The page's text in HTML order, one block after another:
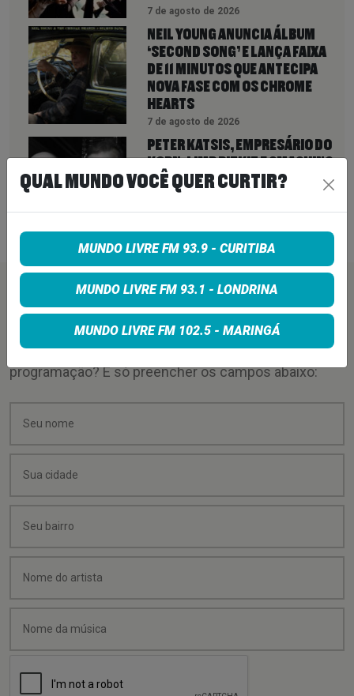
7 de agosto de 2026
NEIL YOUNG ANUNCIA ÁLBUM
‘SECOND SONG’ E LANÇA FAIXA
DE 11 MINUTOS QUE ANTECIPA
NOVA FASE COM OS CHROME
HEARTS
7 de agosto de 2026
PETER KATSIS, EMPRESÁRIO DO
KORN, LIMP BIZKIT E SMASHING
PUMPKINS, MORRE AOS 69 ANOS
PEÇA SUA MÚSICA
Quer sugerir uma música para rolar na minha
programação? É só preencher os campos abaixo:
QUAL MUNDO VOCÊ QUER CURTIR?
MUNDO LIVRE FM 93.9 - CURITIBA
MUNDO LIVRE FM 93.1 - LONDRINA
MUNDO LIVRE FM 102.5 - MARINGÁ